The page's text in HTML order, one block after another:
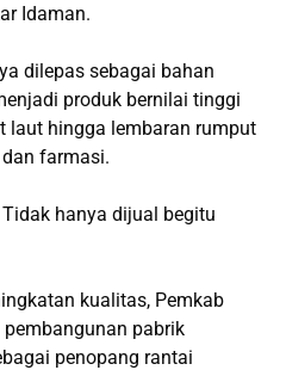
Idaman.
dilepas sebagai bahan
produk bernilai tinggi
laut hingga lembaran rumput
farmasi.
hanya dijual begitu
kualitas, Pemkab
pabrik
penopang rantai